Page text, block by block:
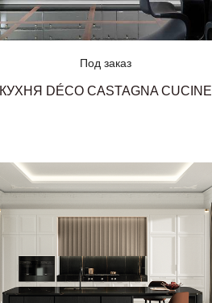
Под заказ
КУХНЯ DÉCO CASTAGNA CUCINE